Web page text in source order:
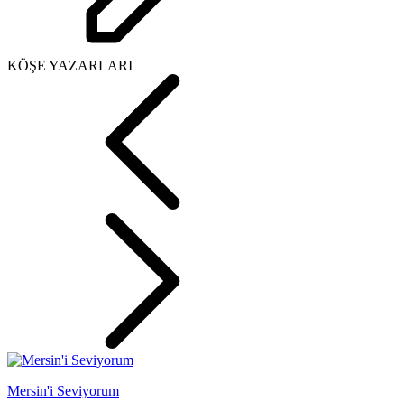
KÖŞE YAZARLARI
Mersin'i Seviyorum